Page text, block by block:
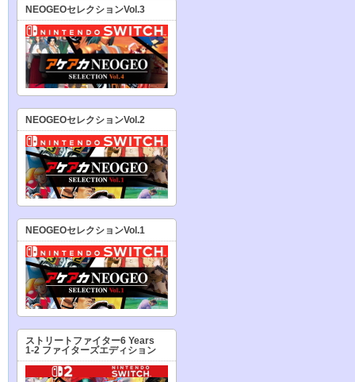
NEOGEOセレクションVol.3
NEOGEOセレクションVol.2
NEOGEOセレクションVol.1
ストリートファイター6 Years
1-2 ファイターズエディション